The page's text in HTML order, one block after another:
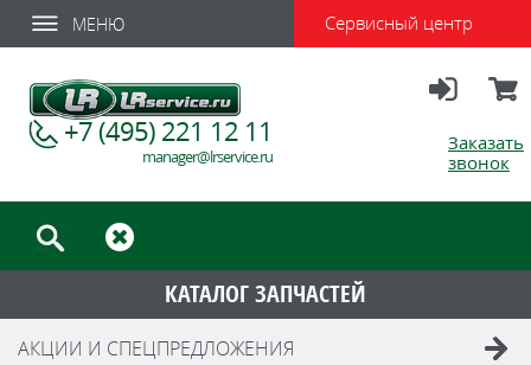
МЕНЮ Сервисный центр
Заказать
звонок
+7 (495) 221 12 11
manager@lrservice.ru
КАТАЛОГ ЗАПЧАСТЕЙ
АКЦИИ И СПЕЦПРЕДЛОЖЕНИЯ